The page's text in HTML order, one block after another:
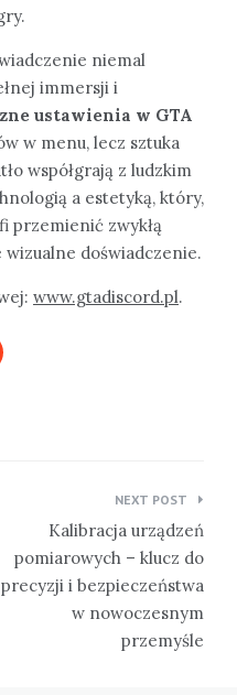
niemal
immersji i
ustawienia w GTA
w menu, lecz sztuka
współgrają z ludzkim
a estetyką, który,
przemienić zwykłą
wizualne doświadczenie.
www.gtadiscord.pl.
NEXT POST
Kalibracja urządzeń
pomiarowych – klucz do
precyzji i bezpieczeństwa
w nowoczesnym
przemyśle